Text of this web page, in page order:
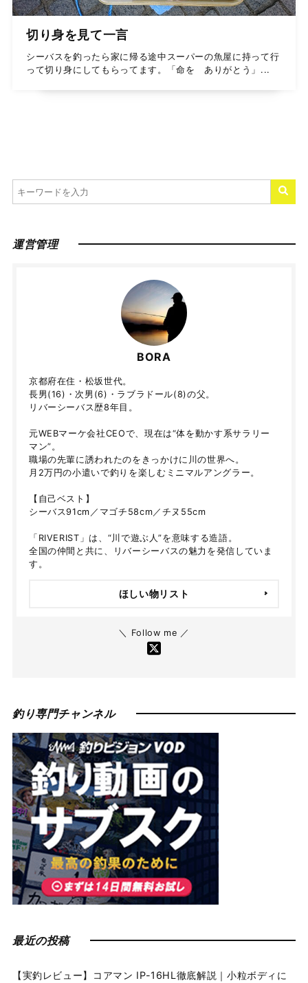
切り身を見て一言
シーバスを釣ったら家に帰る途中スーパーの魚屋に持って行
って切り身にしてもらってます。「命を ありがとう」...
運営管理
BORA
京都府在住・松坂世代。
長男(16)・次男(6)・ラブラドール(8)の父。
リバーシーバス歴8年目。
元WEBマーケ会社CEOで、現在は“体を動かす系サラリー
マン”。
職場の先輩に誘われたのをきっかけに川の世界へ。
月2万円の小遣いで釣りを楽しむミニマルアングラー。
【自己ベスト】
シーバス91cm／マゴチ58cm／チヌ55cm
「RIVERIST」は、“川で遊ぶ人”を意味する造語。
全国の仲間と共に、リバーシーバスの魅力を発信していま
す。
ほしい物リスト
＼ Follow me ／
釣り専門チャンネル
最近の投稿
【実釣レビュー】コアマン IP-16HL徹底解説｜小粒ボディに